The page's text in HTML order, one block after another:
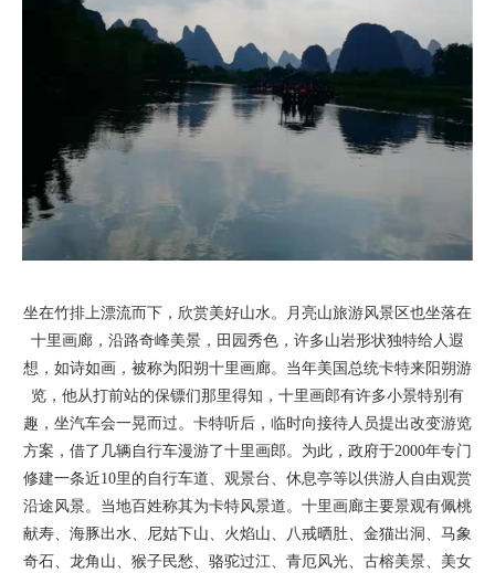
坐在竹排上漂流而下，欣赏美好山水。月亮山旅游风景区也坐落在
十里画廊，沿路奇峰美景，田园秀色，许多山岩形状独特给人遐
想，如诗如画，被称为阳朔十里画廊。当年美国总统卡特来阳朔游
览，他从打前站的保镖们那里得知，十里画郎有许多小景特别有
趣，坐汽车会一晃而过。卡特听后，临时向接待人员提出改变游览
方案，借了几辆自行车漫游了十里画郎。为此，政府于2000年专门
修建一条近10里的自行车道、观景台、休息亭等以供游人自由观赏
沿途风景。当地百姓称其为卡特风景道。十里画廊主要景观有佩桃
献寿、海豚出水、尼姑下山、火焰山、八戒晒肚、金猫出洞、马象
奇石、龙角山、猴子民愁、骆驼过江、青厄风光、古榕美景、美女